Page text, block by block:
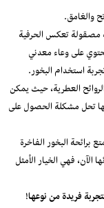
والغامق.
مصقولة تعكس الحرفية
على وعاء معدني
استخدام البخور.
العطرية، حيث يمكن
تحل مشكلة الحصول على
برائحة البخور الفاخرة
الآن، فهي الخيار الأمثل
فريدة من نوعها!